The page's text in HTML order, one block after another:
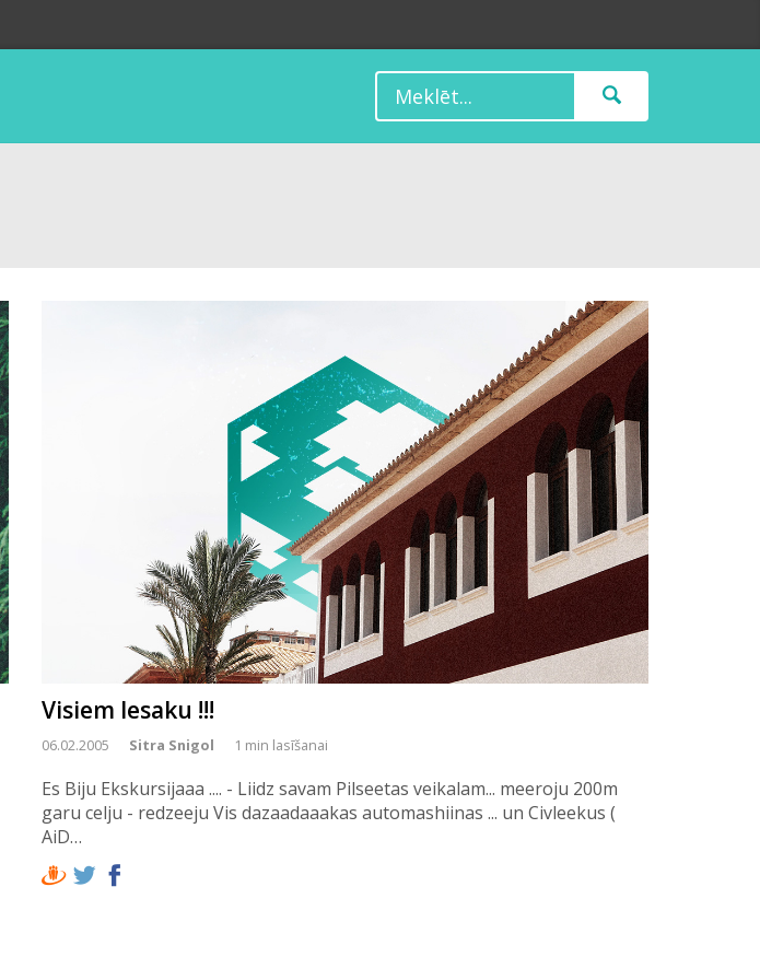
Visiem Iesaku !!!
06.02.2005 Sitra Snigol 1 min lasīšanai
Es Biju Ekskursijaaa .... - Liidz savam Pilseetas veikalam... meeroju 200m
garu celju - redzeeju Vis dazaadaaakas automashiinas ... un Civleekus (
AiD…